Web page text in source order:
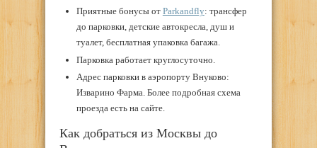
Приятные бонусы от Parkandfly: трансфер
до парковки, детские автокресла, душ и
туалет, бесплатная упаковка багажа.
Парковка работает круглосуточно.
Адрес парковки в аэропорту Внуково:
Изварино Фарма. Более подробная схема
проезда есть на сайте.
Как добраться из Москвы до